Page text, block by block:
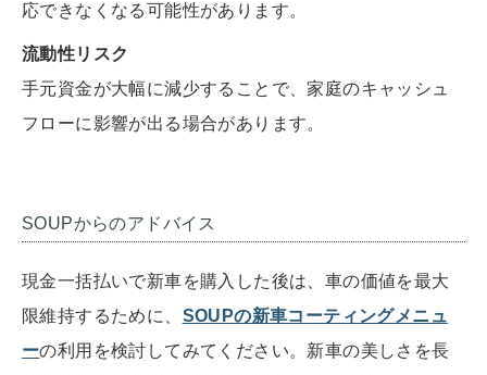
応できなくなる可能性があります。
流動性リスク
手元資金が大幅に減少することで、家庭のキャッシュ
フローに影響が出る場合があります。
SOUPからのアドバイス
現金一括払いで新車を購入した後は、車の価値を最大
限維持するために、 SOUPの新車コーティングメニュ
ーの利用を検討してみてください。新車の美しさを長